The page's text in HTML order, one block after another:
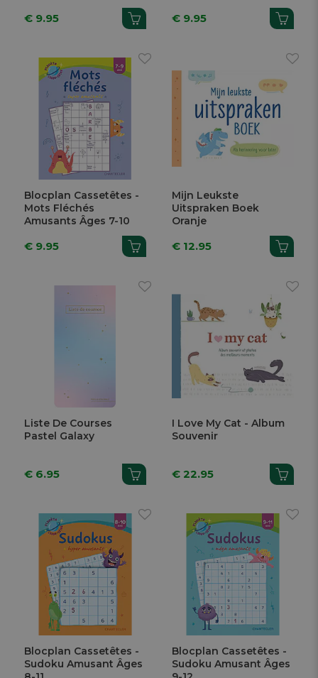
€ 9.95 € 9.95
Blocplan Cassetêtes -
Mots Fléchés
Amusants Âges 7-10
€ 9.95
Mijn Leukste
Uitspraken Boek
Oranje
€ 12.95
Liste De Courses
Pastel Galaxy
€ 6.95
I Love My Cat - Album
Souvenir
€ 22.95
Blocplan Cassetêtes -
Sudoku Amusant Âges
Blocplan Cassetêtes -
Sudoku Amusant Âges